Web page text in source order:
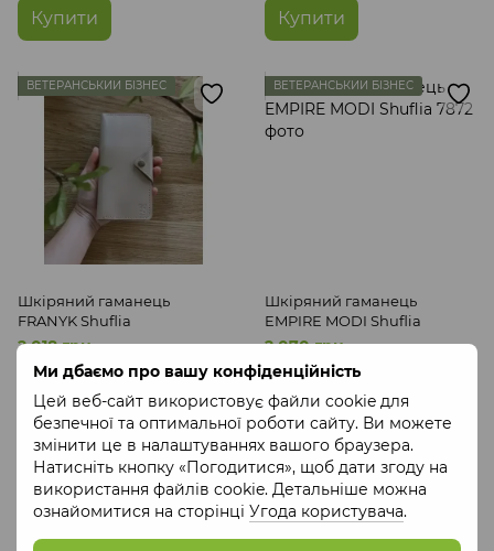
Ми дбаємо про вашу конфіденційність
Цей веб-сайт використовує файли cookie для
безпечної та оптимальної роботи сайту. Ви можете
змінити це в налаштуваннях вашого браузера.
Натисніть кнопку «Погодитися», щоб дати згоду на
використання файлів cookie. Детальніше можна
ознайомитися на сторінці Угода користувача.
Купити Купити
ВЕТЕРАНСЬКИЙ БІЗНЕС
Шкіряний гаманець
FRANYK Shuflia
2 018 грн
Купити
ВЕТЕРАНСЬКИЙ БІЗНЕС
Шкіряний гаманець
EMPIRE MODI Shuflia
2 070 грн
Купити
ВЕТЕРАНСЬКИЙ БІЗНЕС ВЕТЕРАНСЬКИЙ БІЗНЕС